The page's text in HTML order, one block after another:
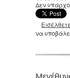
Δεν
να